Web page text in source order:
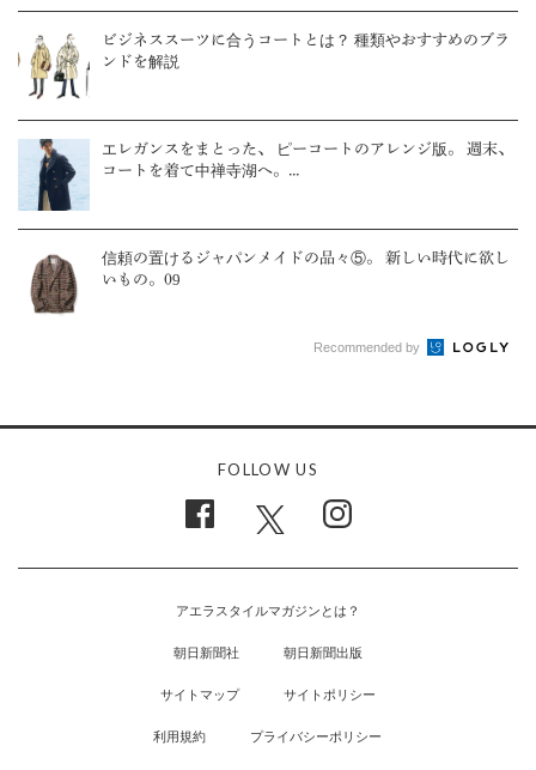
ビジネススーツに合うコートとは？ 種類やおすすめのブラ
ンドを解説
エレガンスをまとった、 ピーコートのアレンジ版。 週末、
コートを着て中禅寺湖へ。...
信頼の置けるジャパンメイドの品々⑤。 新しい時代に欲し
いもの。09
Recommended by
FOLLOW US
アエラスタイルマガジンとは？
朝日新聞社 朝日新聞出版
サイトマップ サイトポリシー
利用規約 プライバシーポリシー